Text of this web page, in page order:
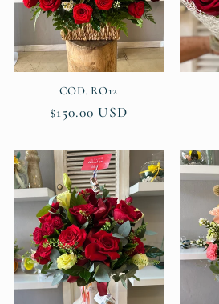
COD. RO12
Regular
$150.00 USD